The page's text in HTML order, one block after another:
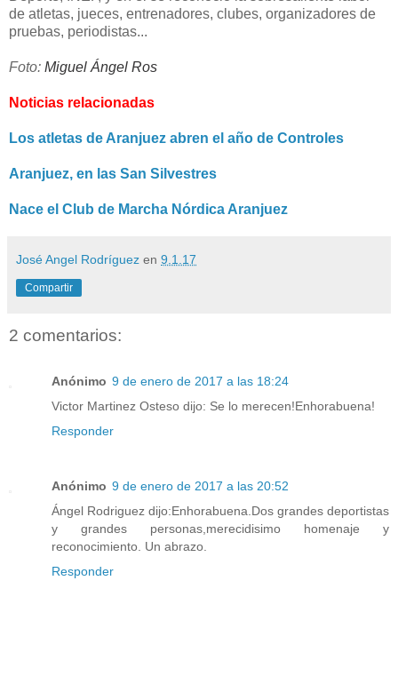
de atletas, jueces, entrenadores, clubes, organizadores de
pruebas, periodistas...
Foto: Miguel Ángel Ros
Noticias relacionadas
Los atletas de Aranjuez abren el año de Controles
Aranjuez, en las San Silvestres
Nace el Club de Marcha Nórdica Aranjuez
José Angel Rodríguez en 9.1.17
Compartir
2 comentarios:
Anónimo 9 de enero de 2017 a las 18:24
Victor Martinez Osteso dijo: Se lo merecen!Enhorabuena!
Responder
Anónimo 9 de enero de 2017 a las 20:52
Ángel Rodriguez dijo:Enhorabuena.Dos grandes deportistas
y grandes personas,merecidisimo homenaje y
reconocimiento. Un abrazo.
Responder